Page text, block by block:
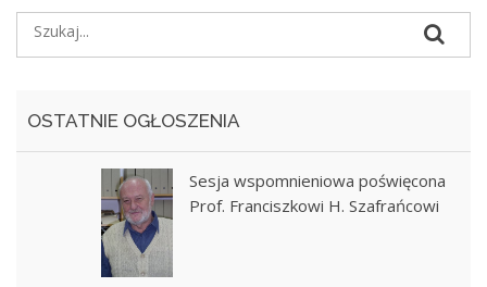
OSTATNIE OGŁOSZENIA
Sesja wspomnieniowa poświęcona
Prof. Franciszkowi H. Szafrańcowi